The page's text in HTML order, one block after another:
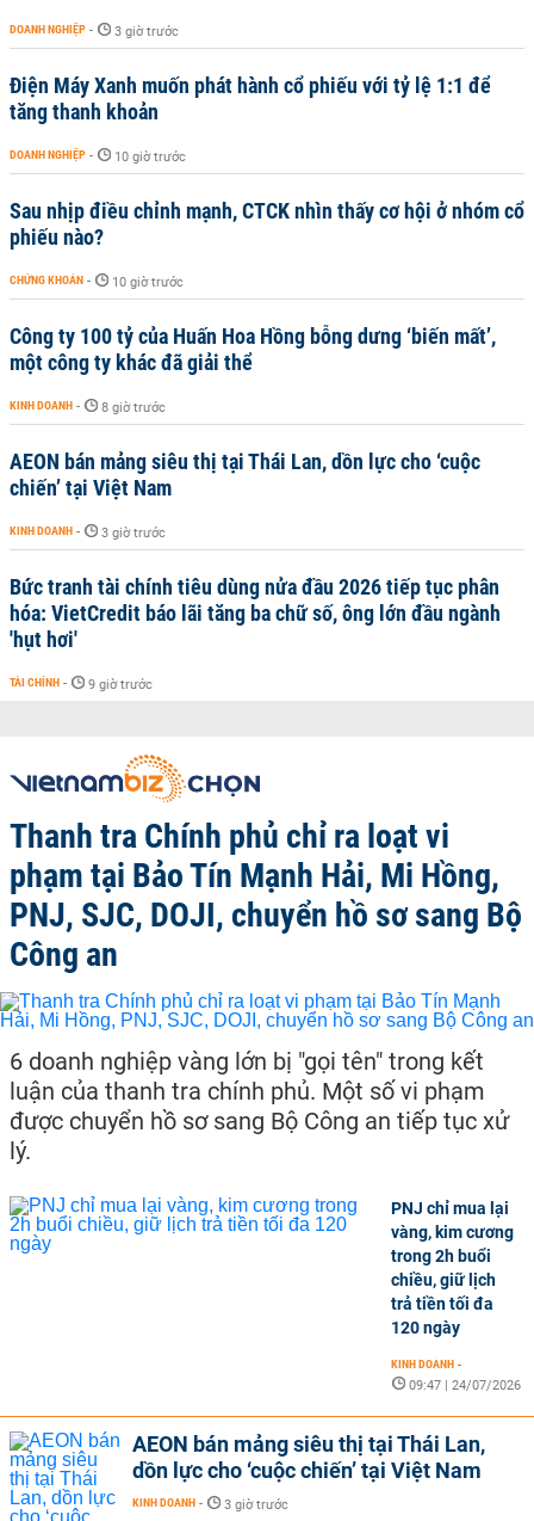
DOANH NGHIỆP - 3 giờ trước
Điện Máy Xanh muốn phát hành cổ phiếu với tỷ lệ 1:1 để
tăng thanh khoản
DOANH NGHIỆP - 10 giờ trước
Sau nhịp điều chỉnh mạnh, CTCK nhìn thấy cơ hội ở nhóm cổ
phiếu nào?
CHỨNG KHOÁN - 10 giờ trước
Công ty 100 tỷ của Huấn Hoa Hồng bỗng dưng ‘biến mất’,
một công ty khác đã giải thể
KINH DOANH - 8 giờ trước
AEON bán mảng siêu thị tại Thái Lan, dồn lực cho ‘cuộc
chiến’ tại Việt Nam
KINH DOANH - 3 giờ trước
Bức tranh tài chính tiêu dùng nửa đầu 2026 tiếp tục phân
hóa: VietCredit báo lãi tăng ba chữ số, ông lớn đầu ngành
'hụt hơi'
TÀI CHÍNH - 9 giờ trước
Thanh tra Chính phủ chỉ ra loạt vi
phạm tại Bảo Tín Mạnh Hải, Mi Hồng,
PNJ, SJC, DOJI, chuyển hồ sơ sang Bộ
Công an
6 doanh nghiệp vàng lớn bị "gọi tên" trong kết
luận của thanh tra chính phủ. Một số vi phạm
được chuyển hồ sơ sang Bộ Công an tiếp tục xử
lý.
PNJ chỉ mua lại
vàng, kim cương
trong 2h buổi
chiều, giữ lịch
trả tiền tối đa
120 ngày
KINH DOANH -
09:47 | 24/07/2026
AEON bán mảng siêu thị tại Thái Lan,
dồn lực cho ‘cuộc chiến’ tại Việt Nam
KINH DOANH - 3 giờ trước